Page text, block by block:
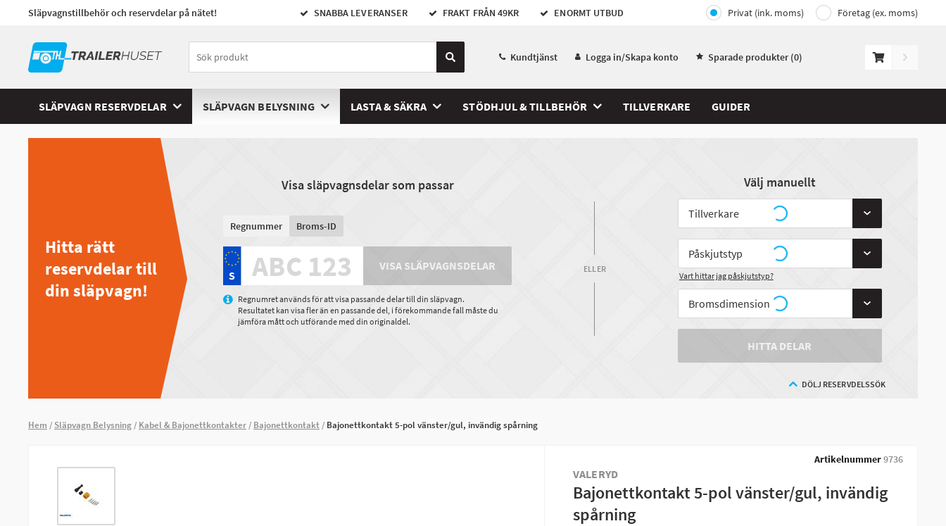
Släpvagnstillbehör och reservdelar på nätet! SNABBA LEVERANSER FRAKT FRÅN 49KR ENORMT UTBUD Privat (ink. moms) Företag (ex. moms)
Kundtjänst Logga in/Skapa konto Sparade produkter (0)
SLÄPVAGN RESERVDELAR SLÄPVAGN BELYSNING LASTA & SÄKRA STÖDHJUL & TILLBEHÖR TILLVERKARE GUIDER
Hitta rätt
reservdelar till
din släpvagn!
Visa släpvagnsdelar som passar
Regnummer Broms-ID
VISA SLÄPVAGNSDELAR
Regnumret används för att visa passande delar till din släpvagn.
Resultatet kan visa fler än en passande del, i förekommande fall måste du
jämföra mått och utförande med din originaldel.
ELLER
Välj manuellt
Vart hittar jag påskjutstyp?
HITTA DELAR
DÖLJ RESERVDELSSÖK
Hem Släpvagn Belysning Kabel & Bajonettkontakter Bajonettkontakt Bajonettkontakt 5-pol vänster/gul, invändig spårning
Artikelnummer9736
VALERYD
Bajonettkontakt 5-pol vänster/gul, invändig
spårning